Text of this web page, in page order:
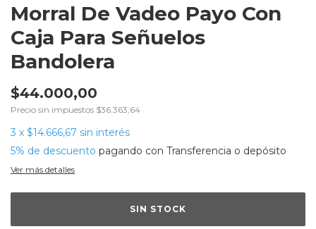
Morral De Vadeo Payo Con
Caja Para Señuelos
Bandolera
$44.000,00
Precio sin impuestos $36.363,64
3 x $14.666,67 sin interés
5% de descuento pagando con Transferencia o depósito
Ver más detalles